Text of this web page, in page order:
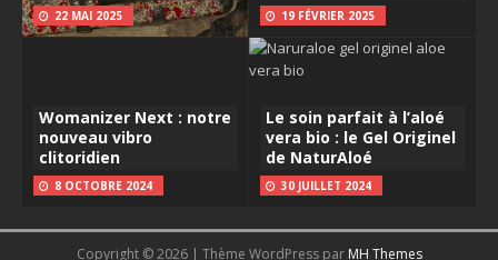
22 MAI 2025 19 FÉVRIER 2025
Womanizer Next : notre
nouveau vibro
clitoridien
8 OCTOBRE 2024
Le soin parfait à l’aloé
vera bio : le Gel Originel
de NaturAloé
30 JUILLET 2024
Copyright © 2026 | Thème WordPress par MH Themes